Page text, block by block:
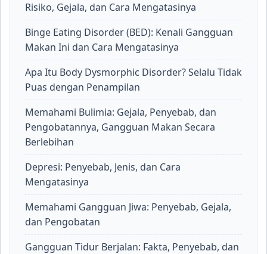
Risiko, Gejala, dan Cara Mengatasinya
Binge Eating Disorder (BED): Kenali Gangguan
Makan Ini dan Cara Mengatasinya
Apa Itu Body Dysmorphic Disorder? Selalu Tidak
Puas dengan Penampilan
Memahami Bulimia: Gejala, Penyebab, dan
Pengobatannya, Gangguan Makan Secara
Berlebihan
Depresi: Penyebab, Jenis, dan Cara
Mengatasinya
Memahami Gangguan Jiwa: Penyebab, Gejala,
dan Pengobatan
Gangguan Tidur Berjalan: Fakta, Penyebab, dan